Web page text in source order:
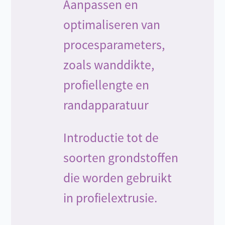
Aanpassen en
optimaliseren van
procesparameters,
zoals wanddikte,
profiellengte en
randapparatuur
Introductie tot de
soorten grondstoffen
die worden gebruikt
in profielextrusie.